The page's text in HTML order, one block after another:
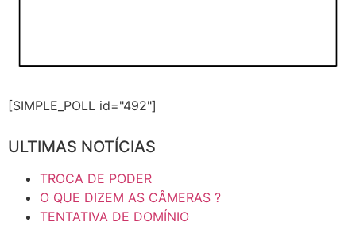
[SIMPLE_POLL id="492"]
ULTIMAS NOTÍCIAS
TROCA DE PODER
O QUE DIZEM AS CÂMERAS ?
TENTATIVA DE DOMÍNIO